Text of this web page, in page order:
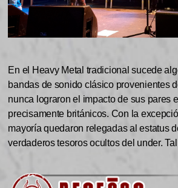
En el Heavy Metal tradicional sucede
bandas de sonido clásico provenientes
nunca lograron el impacto de sus pares
precisamente británicos. Con la
mayoría quedaron relegadas al estatus
verdaderos tesoros ocultos del under.